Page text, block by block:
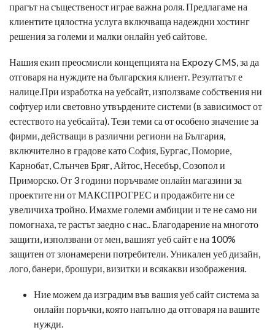
прагът на същественост играе важна роля. Предлагаме на
клиентите цялостна услуга включваща надеждни хостинг
решения за големи и малки онлайн уеб сайтове.
Нашия екип преосмисли концепцията на Expozy CMS, за да
отговаря на нуждите на българския клиент. Резултатът е
налице.При изработка на уебсайт, използваме собствения ни
софтуер или световно утвърдените системи (в зависимост от
естеството на уебсайта). Тези теми са от особено значение за
фирми, действащи в различни региони на България,
включително в градове като София, Бургас, Поморие,
Карнобат, Слънчев Бряг, Айтос, Несебър, Созопол и
Приморско. От 3 години поръчваме онлайн магазини за
проектите ни от МАКСПРОГРЕС и продажбите ни се
увеличиха тройно. Имахме големи амбиции и те не само ни
помогнаха, те растът заедно с нас.. Благодарение на многото
защити, използвани от мен, вашият уеб сайт е на 100%
защитен от злонамерени потребители. Уникален уеб дизайн,
лого, банери, брошури, визитки и всякакви изображения.
Ние можем да изградим във вашия уеб сайт система за
онлайн поръчки, която напълно да отговаря на вашите
нужди.